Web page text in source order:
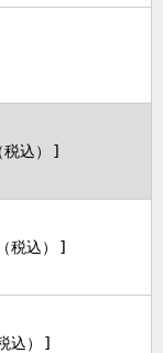
税込） ]
税込） ]
込） ]